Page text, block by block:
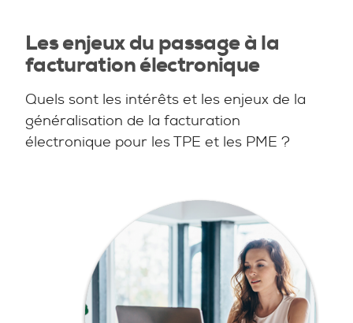
Les enjeux du passage à la
facturation électronique
Quels sont les intérêts et les enjeux de la
généralisation de la facturation
électronique pour les TPE et les PME ?